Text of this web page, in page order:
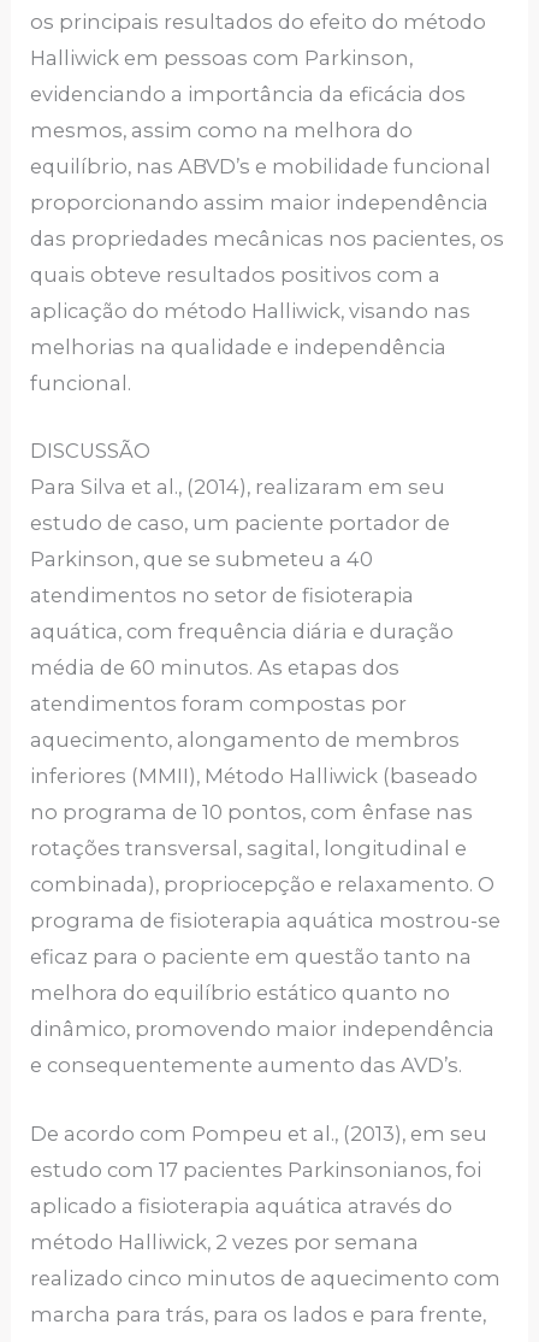
os principais resultados do efeito do método
Halliwick em pessoas com Parkinson,
evidenciando a importância da eficácia dos
mesmos, assim como na melhora do
equilíbrio, nas ABVD’s e mobilidade funcional
proporcionando assim maior independência
das propriedades mecânicas nos pacientes, os
quais obteve resultados positivos com a
aplicação do método Halliwick, visando nas
melhorias na qualidade e independência
funcional.
DISCUSSÃO
Para Silva et al., (2014), realizaram em seu
estudo de caso, um paciente portador de
Parkinson, que se submeteu a 40
atendimentos no setor de fisioterapia
aquática, com frequência diária e duração
média de 60 minutos. As etapas dos
atendimentos foram compostas por
aquecimento, alongamento de membros
inferiores (MMII), Método Halliwick (baseado
no programa de 10 pontos, com ênfase nas
rotações transversal, sagital, longitudinal e
combinada), propriocepção e relaxamento. O
programa de fisioterapia aquática mostrou-se
eficaz para o paciente em questão tanto na
melhora do equilíbrio estático quanto no
dinâmico, promovendo maior independência
e consequentemente aumento das AVD’s.
De acordo com Pompeu et al., (2013), em seu
estudo com 17 pacientes Parkinsonianos, foi
aplicado a fisioterapia aquática através do
método Halliwick, 2 vezes por semana
realizado cinco minutos de aquecimento com
marcha para trás, para os lados e para frente,